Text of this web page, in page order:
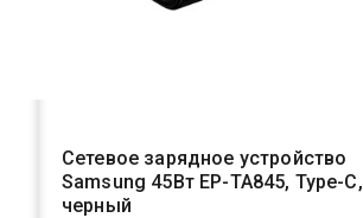
Сетевое зарядное устройство
Samsung 45Вт EP-TA845, Type-C,
черный